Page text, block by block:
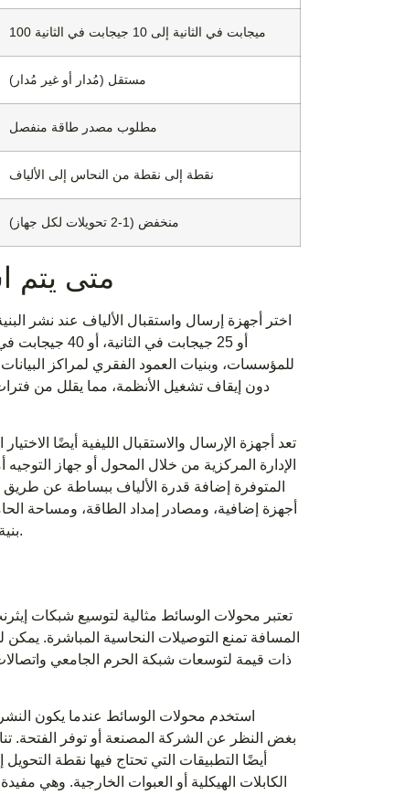
100 ميجابت في الثانية إلى 10 جيجابت في الثانية
مستقل (مُدار أو غير مُدار)
مطلوب مصدر طاقة منفصل
نقطة إلى نقطة من النحاس إلى الألياف
منخفض (1-2 تحويلات لكل جهاز)
متى يتم
للمؤسسات، وبنيات العمود الفقري لمراكز
دون إيقاف تشغيل الأنظمة، مما يقلل من فترات
تعد أجهزة الإرسال والاستقبال الليفية أيضًا
الإدارة المركزية من خلال المحول أو جهاز
أجهزة إضافية، ومصادر إمداد الطاقة، ومساحة
بنية تحتية.
تعتبر محولات الوسائط مثالية لتوسيع شبكات
ذات قيمة لتوسعات شبكة الحرم الجامعي
استخدم محولات الوسائط عندما يكون
أيضًا التطبيقات التي تحتاج فيها نقطة
الكابلات الهيكلية أو العبوات الخارجية. وهي